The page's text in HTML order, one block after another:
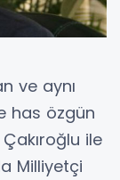
ve aynı
has özgün
Çakıroğlu ile
Milliyetçi